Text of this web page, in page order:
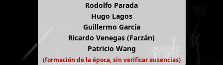
Rodolfo Parada
Hugo Lagos
Guillermo García
Ricardo Venegas (Farzán)
Patricio Wang
(formación de la época, sin verificar ausencias)